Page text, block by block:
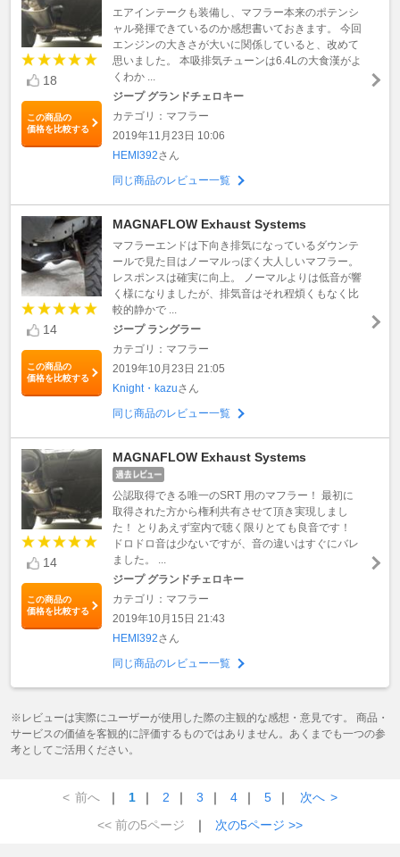
18
この商品の
価格を比較する
エアインテークも装備し、マフラー本来のポテンシ
ャル発揮できているのか感想書いておきます。 今回
エンジンの大きさが大いに関係していると、改めて
思いました。 本吸排気チューンは6.4Lの大食漢がよ
くわか ...
ジープ グランドチェロキー
カテゴリ：マフラー
2019年11月23日 10:06
HEMI392さん
同じ商品のレビュー一覧
14
この商品の
価格を比較する
MAGNAFLOW Exhaust Systems
マフラーエンドは下向き排気になっているダウンテ
ールで見た目はノーマルっぽく大人しいマフラー。
レスポンスは確実に向上。 ノーマルよりは低音が響
く様になりましたが、排気音はそれ程煩くもなく比
較的静かで ...
ジープ ラングラー
カテゴリ：マフラー
2019年10月23日 21:05
Knight・kazuさん
同じ商品のレビュー一覧
14
この商品の
価格を比較する
MAGNAFLOW Exhaust Systems
公認取得できる唯一のSRT 用のマフラー！ 最初に
取得された方から権利共有させて頂き実現しまし
た！ とりあえず室内で聴く限りとても良音です！
ドロドロ音は少ないですが、音の違いはすぐにバレ
ました。 ...
ジープ グランドチェロキー
カテゴリ：マフラー
2019年10月15日 21:43
HEMI392さん
同じ商品のレビュー一覧
※レビューは実際にユーザーが使用した際の主観的な感想・意見です。 商品・
サービスの価値を客観的に評価するものではありません。あくまでも一つの参
考としてご活用ください。
< 前へ ｜ 1 ｜ 2 ｜ 3 ｜ 4 ｜ 5 ｜ 次へ >
<< 前の5ページ
｜ 次の5ページ >>